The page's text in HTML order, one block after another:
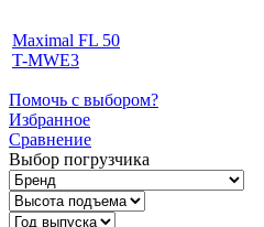
Maximal FL 50
T-MWE3
Помочь с выбором?
Избранное
Сравнение
Выбор погрузчика